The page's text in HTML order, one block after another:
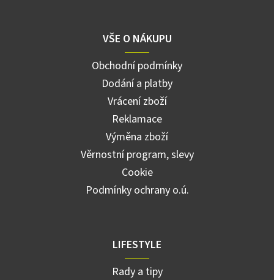
VŠE O NÁKUPU
Obchodní podmínky
Dodání a platby
Vrácení zboží
Reklamace
Výměna zboží
Věrnostní program, slevy
Cookie
Podmínky ochrany o.ú.
LIFESTYLE
Rady a tipy